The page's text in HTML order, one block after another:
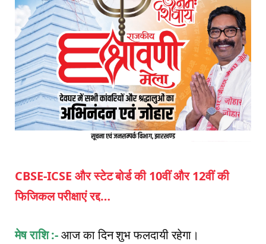
CBSE-ICSE और स्टेट बोर्ड की 10वीं और 12वीं की
फिजिकल परीक्षाएं रद्द…
मेष राशि :-आज का दिन शुभ फलदायी रहेगा।